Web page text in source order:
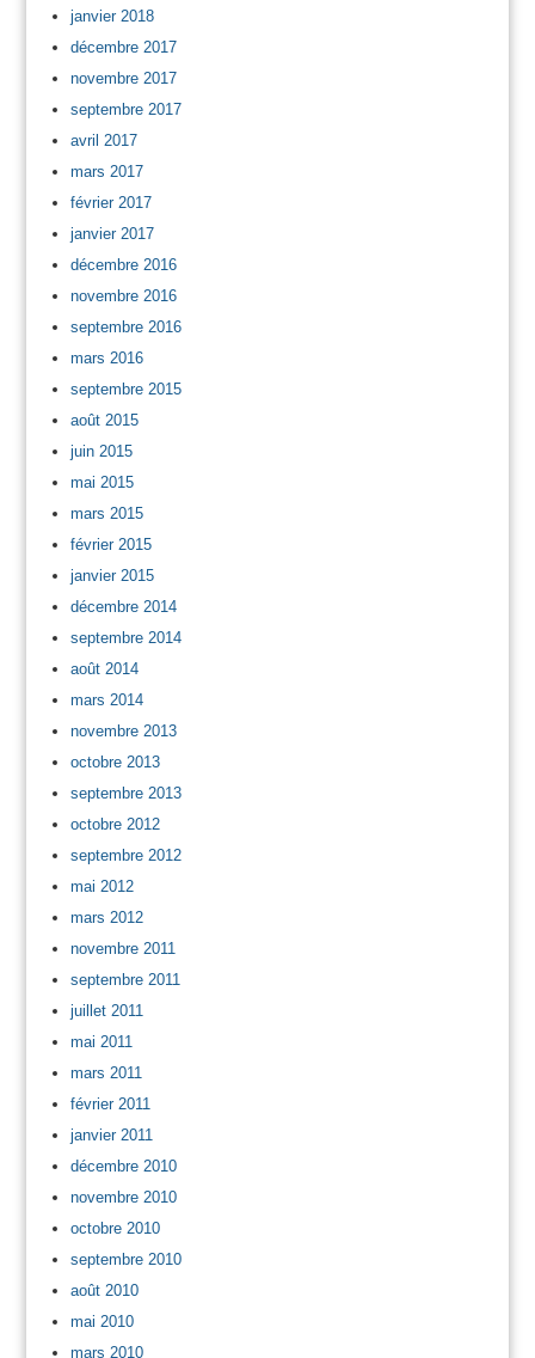
janvier 2018
décembre 2017
novembre 2017
septembre 2017
avril 2017
mars 2017
février 2017
janvier 2017
décembre 2016
novembre 2016
septembre 2016
mars 2016
septembre 2015
août 2015
juin 2015
mai 2015
mars 2015
février 2015
janvier 2015
décembre 2014
septembre 2014
août 2014
mars 2014
novembre 2013
octobre 2013
septembre 2013
octobre 2012
septembre 2012
mai 2012
mars 2012
novembre 2011
septembre 2011
juillet 2011
mai 2011
mars 2011
février 2011
janvier 2011
décembre 2010
novembre 2010
octobre 2010
septembre 2010
août 2010
mai 2010
mars 2010